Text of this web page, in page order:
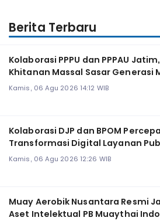
Berita Terbaru
Kolaborasi PPPU dan PPPAU Jatim,
Khitanan Massal Sasar Generasi
Kamis, 06 Agu 2026 14:12 WIB
Kolaborasi DJP dan BPOM
Transformasi Digital Layanan
Kamis, 06 Agu 2026 12:26 WIB
Muay Aerobik Nusantara Resmi
Aset Intelektual PB Muaythai